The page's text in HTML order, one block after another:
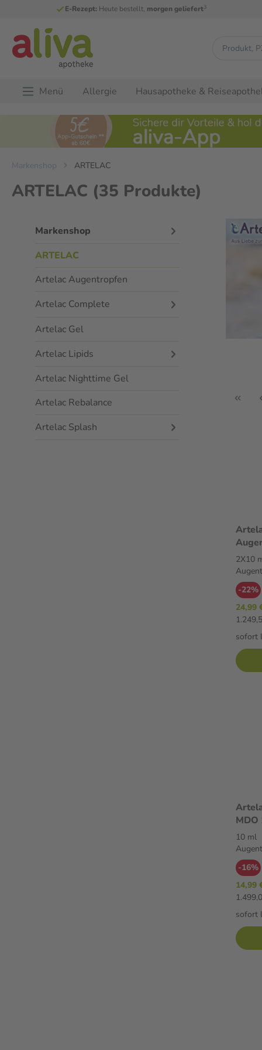
E-Rezept: Heute bestellt, morgen geliefert3
Menü Allergie Hausapotheke &
Markenshop ARTELAC
ARTELAC (35 Produkte)
Markenshop
ARTELAC
Artelac Augentropfen
Artelac Complete
Artelac Gel
Artelac Lipids
Artelac Nighttime Gel
Artelac Rebalance
Artelac Splash
2X10
-22%
24,99
sofort
10 ml
-16%
14,99
sofort